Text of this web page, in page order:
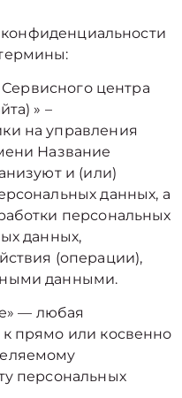
Сервисного центра
» –
на управления
Название
и (или)
данных, а
персональных
данных,
(операции),
данными.
— любая
прямо или косвенно
персональных